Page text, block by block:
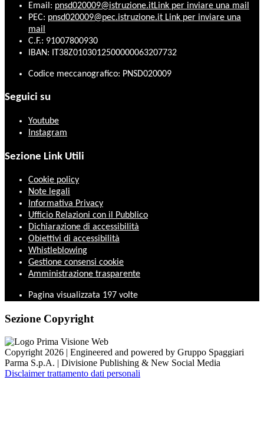
Email: pnsd020009@istruzione.itLink per inviare una mail
PEC: pnsd020009@pec.istruzione.it Link per inviare una
mail
C.F.: 91007800930
IBAN: IT38Z0103012500000063207732
Codice meccanografico: PNSD020009
Seguici su
Youtube
Instagram
Sezione Link Utili
Cookie policy
Note legali
Informativa Privacy
Ufficio Relazioni con il Pubblico
Dichiarazione di accessibilità
Obiettivi di accessibilità
Whistleblowing
Gestione consensi cookie
Amministrazione trasparente
Pagina visualizzata 197 volte
Sezione Copyright
Copyright 2026 | Engineered and powered by Gruppo Spaggiari
Parma S.p.A. | Divisione Publishing & New Social Media
Disclaimer trattamento dati personali